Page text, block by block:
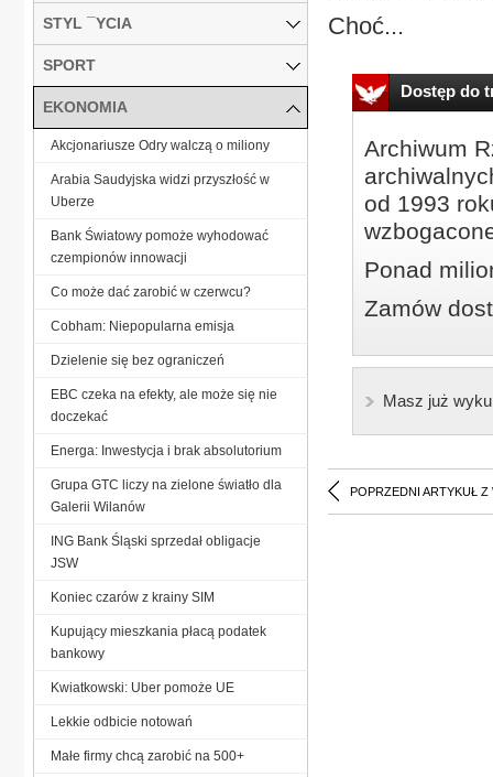
Choć...
Dostęp do
Archiwum
od 1993
Ponad
Zamów
Masz już
POPRZEDNI ARTYKUŁ Z
STYL ¯YCIA
SPORT
EKONOMIA
Akcjonariusze Odry walczą o miliony
Arabia Saudyjska widzi przyszłość w
Uberze
Bank Światowy pomoże wyhodować
czempionów innowacji
Co może dać zarobić w czerwcu?
Cobham: Niepopularna emisja
Dzielenie się bez ograniczeń
EBC czeka na efekty, ale może się nie
doczekać
Energa: Inwestycja i brak absolutorium
Grupa GTC liczy na zielone światło dla
Galerii Wilanów
ING Bank Śląski sprzedał obligacje
JSW
Koniec czarów z krainy SIM
Kupujący mieszkania płacą podatek
bankowy
Kwiatkowski: Uber pomoże UE
Lekkie odbicie notowań
Małe firmy chcą zarobić na 500+